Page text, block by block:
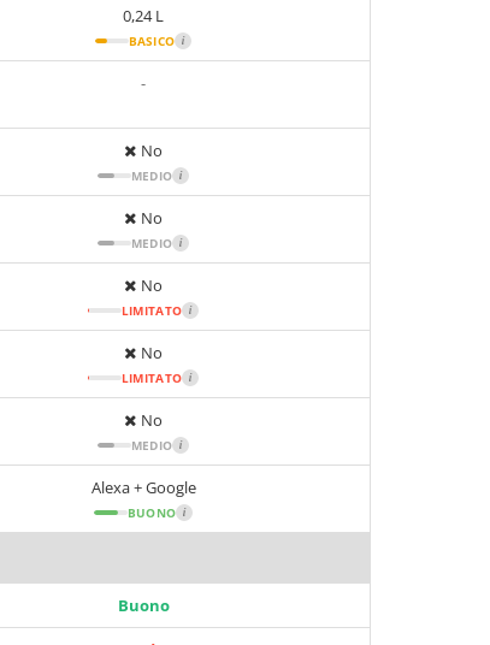
0,24 L
BASICO i
-
No
MEDIO i
No
MEDIO i
No
LIMITATO i
No
LIMITATO i
No
MEDIO i
Alexa + Google
BUONO i
Buono